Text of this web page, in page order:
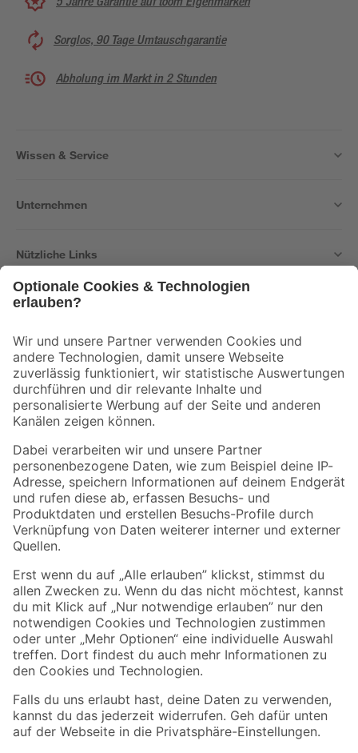
Sorglos, 90 Tage Umtauschgarantie
Abholung im Markt in 2 Stunden
Wissen & Service
Unternehmen
Nützliche Links
Der toom Newsletter: Keine Angebote und Aktionen mehr verpassen!
Zur Newsletter Anmeldung
Folge uns
Zahlungsarten Versandarten
Sicher einkaufen
Jetzt die toom-App herunterladen
Alle Preisangaben in EUR inkl. gesetzl. MwSt.. Die dargestellten Angebote sind unter
Umständen nicht in allen Märkten verfügbar. Die angegebenen Verfügbarkeiten beziehen